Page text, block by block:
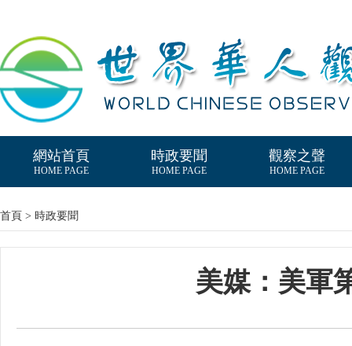
網站首頁
HOME PAGE
時政要聞
HOME PAGE
觀察之聲
HOME PAGE
首頁 > 時政要聞
美媒：美軍